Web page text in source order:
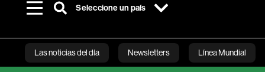
Seleccione un país
Las noticias del día Newsletters Línea Mundial